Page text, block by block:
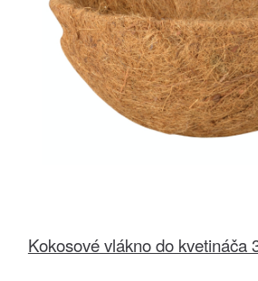
Kokosové vlákno do kvetináča